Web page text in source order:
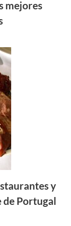
mejores
y
Portugal